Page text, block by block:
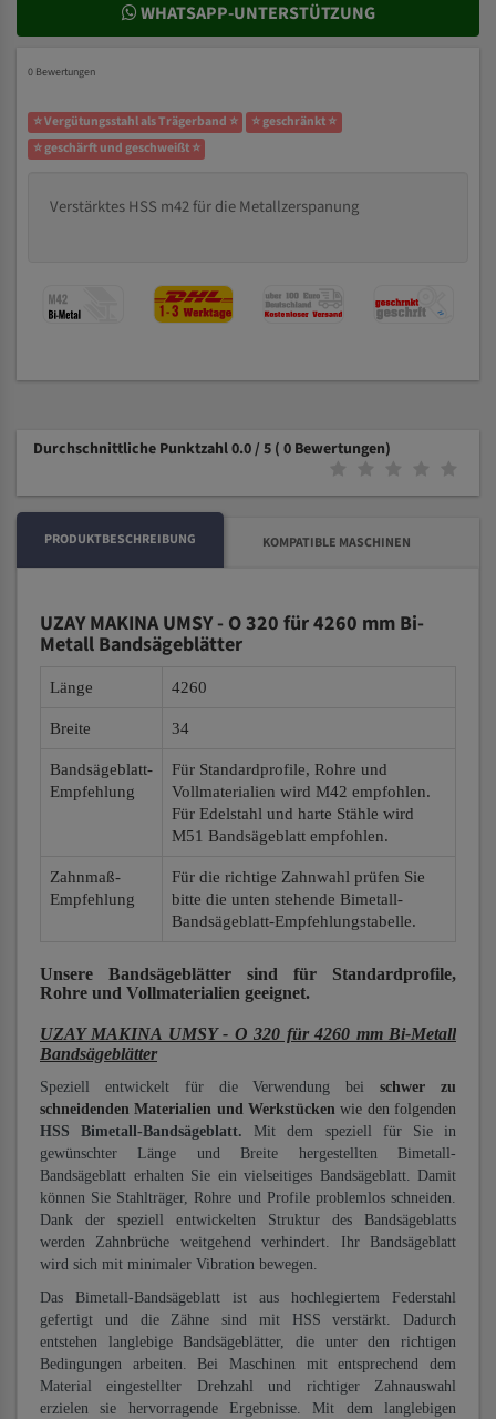
WHATSAPP-UNTERSTÜTZUNG
0 Bewertungen
⭐ Vergütungsstahl als Trägerband ⭐
⭐ geschränkt ⭐
⭐ geschärft und geschweißt ⭐
Verstärktes HSS m42 für die Metallzerspanung
Durchschnittliche Punktzahl 0.0 / 5 ( 0 Bewertungen)
PRODUKTBESCHREIBUNG KOMPATIBLE MASCHINEN
UZAY MAKINA UMSY - O 320 für 4260 mm Bi-
Metall Bandsägeblätter
Länge 4260
Breite 34
Bandsägeblatt-
Empfehlung
Für Standardprofile, Rohre und
Vollmaterialien wird M42 empfohlen.
Für Edelstahl und harte Stähle wird
M51 Bandsägeblatt empfohlen.
Zahnmaß-
Empfehlung
Für die richtige Zahnwahl prüfen Sie
bitte die unten stehende Bimetall-
Bandsägeblatt-Empfehlungstabelle.
Unsere Bandsägeblätter sind für Standardprofile,
Rohre und Vollmaterialien geeignet.
UZAY MAKINA UMSY - O 320 für 4260 mm Bi-Metall
Bandsägeblätter
Speziell entwickelt für die Verwendung beischwer zu
schneidenden Materialien und Werkstücken wie den folgenden
HSS Bimetall-Bandsägeblatt. Mit dem speziell für Sie in
gewünschter Länge und Breite hergestellten Bimetall-
Bandsägeblatt erhalten Sie ein vielseitiges Bandsägeblatt. Damit
können Sie Stahlträger, Rohre und Profile problemlos schneiden.
Dank der speziell entwickelten Struktur des Bandsägeblatts
werden Zahnbrüche weitgehend verhindert. Ihr Bandsägeblatt
wird sich mit minimaler Vibration bewegen.
Das Bimetall-Bandsägeblatt ist aus hochlegiertem Federstahl
gefertigt und die Zähne sind mit HSS verstärkt. Dadurch
entstehen langlebige Bandsägeblätter, die unter den richtigen
Bedingungen arbeiten. Bei Maschinen mit entsprechend dem
Material eingestellter Drehzahl und richtiger Zahnauswahl
erzielen sie hervorragende Ergebnisse. Mit dem langlebigen